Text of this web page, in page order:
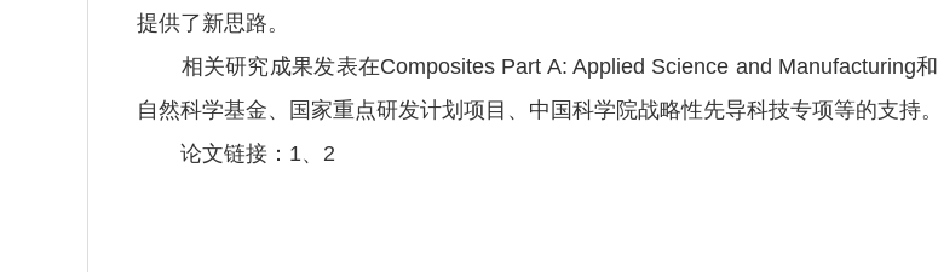
提供了新思路。
相关研究成果发表在Composites Part A: Applied Science and Manufacturing和
自然科学基金、国家重点研发计划项目、中国科学院战略性先导科技专项等的支持。
论文链接： 1、 2